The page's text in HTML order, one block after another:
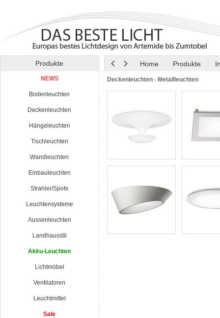
Produkte Home Produkte
NEWS
Bodenleuchten
Deckenleuchten
Hängeleuchten
Tischleuchten
Wandleuchten
Einbauleuchten
Strahler/Spots
Leuchtensysteme
Aussenleuchten
Landhausstil
Akku-Leuchten
Lichtmöbel
Ventilatoren
Leuchtmittel
Sale
Deckenleuchten - Metallleuchten